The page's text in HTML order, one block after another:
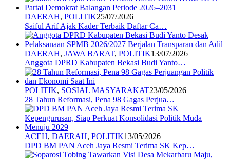
DAERAH, POLITIK25/07/2026
Saiful Arif Ajak Kader Terbaik Daftar Ca…
DAERAH, JAWA BARAT, POLITIK13/07/2026
Anggota DPRD Kabupaten Bekasi Budi Yanto…
POLITIK, SOSIAL MASYARAKAT23/05/2026
28 Tahun Reformasi, Pena 98 Gagas Perjua…
ACEH, DAERAH, POLITIK13/05/2026
DPD BM PAN Aceh Jaya Resmi Terima SK Kep…